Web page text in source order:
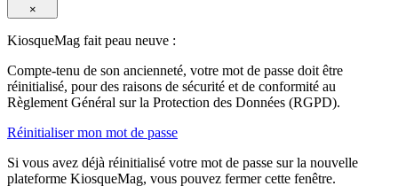
×
KiosqueMag fait peau neuve :
Compte-tenu de son ancienneté, votre mot de passe doit être
réinitialisé, pour des raisons de sécurité et de conformité au
Règlement Général sur la Protection des Données (RGPD).
Réinitialiser mon mot de passe
Si vous avez déjà réinitialisé votre mot de passe sur la nouvelle
plateforme KiosqueMag, vous pouvez fermer cette fenêtre.